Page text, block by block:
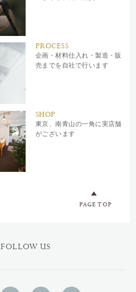
PROCESS
企画・材料仕入れ・製造・販
売までを自社で行います
SHOP
東京、南青山の一角に実店舗
がございます
PAGE TOP
FOLLOW US